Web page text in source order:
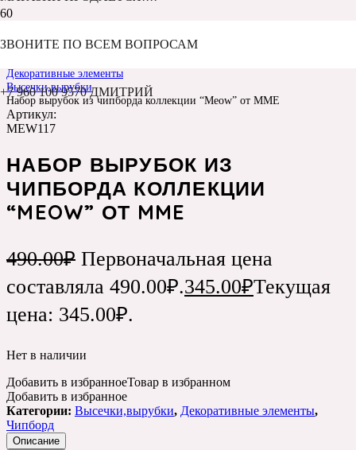
ЗВОНИТЕ ПО ВСЕМ ВОПРОСАМ
+7 960 100 9570 ДМИТРИЙ
Главная
Декоративные элементы
Высечки,вырубки
Набор вырубок из чипборда коллекции “Meow” от MME
Артикул:
MEW117
НАБОР ВЫРУБОК ИЗ
ЧИПБОРДА КОЛЛЕКЦИИ
“MEOW” ОТ MME
490.00₽ Первоначальная цена
составляла 490.00₽.345.00₽Текущая
цена: 345.00₽.
Нет в наличии
Добавить в избранноеТовар в избранном
Добавить в избранное
Категории: Высечки,вырубки, Декоративные элементы,
Чипборд
Описание